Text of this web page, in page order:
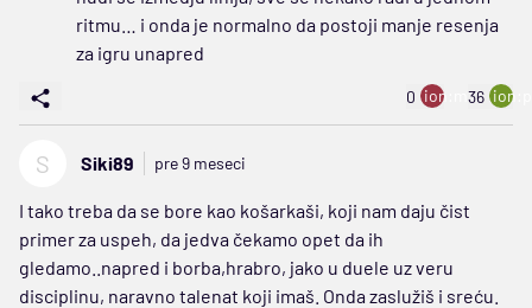
ritmu… i onda je normalno da postoji manje resenja
za igru unapred
0 ion:minus
36
S Siki89 pre 9 meseci
I tako treba da se bore kao košarkaši, koji nam daju čist
primer za uspeh, da jedva čekamo opet da ih
gledamo..napred i borba,hrabro, jako u duele uz veru
disciplinu, naravno talenat koji imaš. Onda zaslužiš i sreću.